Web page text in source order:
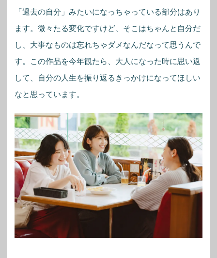
「過去の自分」みたいになっちゃっている部分はあり
ます。微々たる変化ですけど、そこはちゃんと自分だ
し、大事なものは忘れちゃダメなんだなって思うんで
す。この作品を今年観たら、大人になった時に思い返
して、自分の人生を振り返るきっかけになってほしい
なと思っています。